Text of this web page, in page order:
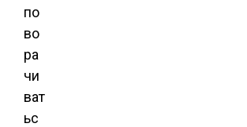
по
во
ра
чи
ват
ьс